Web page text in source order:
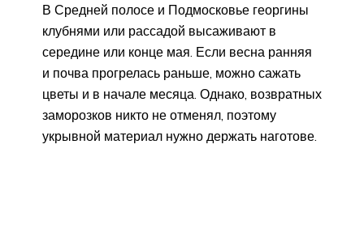
В Средней полосе и Подмосковье георгины
клубнями или рассадой высаживают в
середине или конце мая. Если весна ранняя
и почва прогрелась раньше, можно сажать
цветы и в начале месяца. Однако, возвратных
заморозков никто не отменял, поэтому
укрывной материал нужно держать наготове.